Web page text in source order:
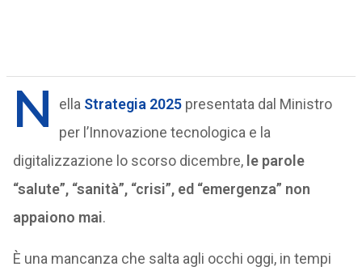
N ella Strategia 2025presentata dal Ministro
per l’Innovazione tecnologica e la
digitalizzazione lo scorso dicembre, le parole
“salute”, “sanità”, “crisi”, ed “emergenza” non
appaiono mai.
È una mancanza che salta agli occhi oggi, in tempi